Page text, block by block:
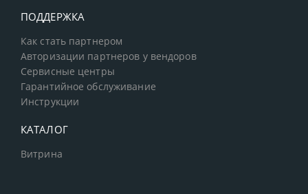
ПОДДЕРЖКА
Как стать партнером
Авторизации партнеров у вендоров
Сервисные центры
Гарантийное обслуживание
Инструкции
КАТАЛОГ
Витрина